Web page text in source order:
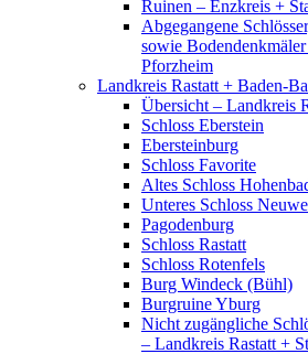
Ruinen – Enzkreis +
Abgegangene
sowie
Pforzheim
Landkreis Rastatt + Baden-
Übersicht – Landkreis
Schloss Eberstein
Ebersteinburg
Schloss Favorite
Altes Schloss
Unteres Schloss
Pagodenburg
Schloss Rastatt
Schloss Rotenfels
Burg Windeck (Bühl)
Burgruine Yburg
Nicht zugängliche
– Landkreis Rastatt +